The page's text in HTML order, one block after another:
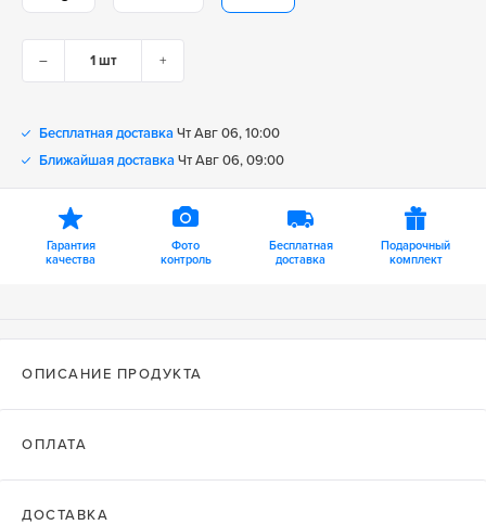
– +
Бесплатная доставка Чт Авг 06, 10:00
Ближайшая доставка Чт Авг 06, 09:00
Гарантия
качества
Фото
контроль
Бесплатная
доставка
Подарочный
комплект
ОПИСАНИЕ ПРОДУКТА
ОПЛАТА
ДОСТАВКА